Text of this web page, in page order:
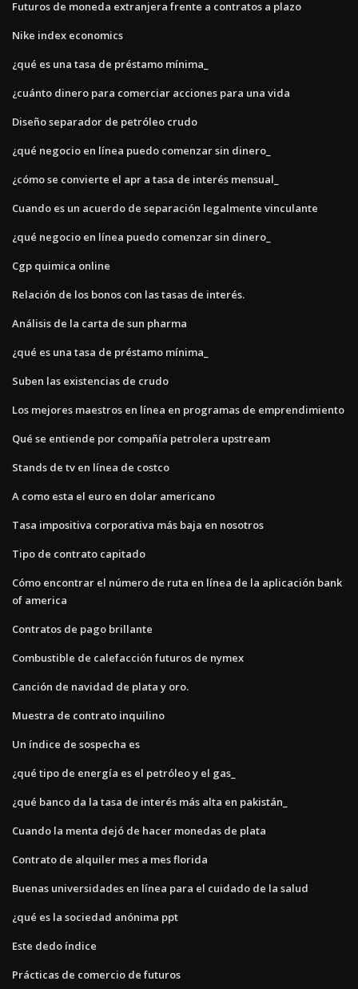
Futuros de moneda extranjera frente a contratos a plazo
Nike index economics
¿qué es una tasa de préstamo mínima_
¿cuánto dinero para comerciar acciones para una vida
Diseño separador de petróleo crudo
¿qué negocio en línea puedo comenzar sin dinero_
¿cómo se convierte el apr a tasa de interés mensual_
Cuando es un acuerdo de separación legalmente vinculante
¿qué negocio en línea puedo comenzar sin dinero_
Cgp quimica online
Relación de los bonos con las tasas de interés.
Análisis de la carta de sun pharma
¿qué es una tasa de préstamo mínima_
Suben las existencias de crudo
Los mejores maestros en línea en programas de emprendimiento
Qué se entiende por compañía petrolera upstream
Stands de tv en línea de costco
A como esta el euro en dolar americano
Tasa impositiva corporativa más baja en nosotros
Tipo de contrato capitado
Cómo encontrar el número de ruta en línea de la aplicación bank
of america
Contratos de pago brillante
Combustible de calefacción futuros de nymex
Canción de navidad de plata y oro.
Muestra de contrato inquilino
Un índice de sospecha es
¿qué tipo de energía es el petróleo y el gas_
¿qué banco da la tasa de interés más alta en pakistán_
Cuando la menta dejó de hacer monedas de plata
Contrato de alquiler mes a mes florida
Buenas universidades en línea para el cuidado de la salud
¿qué es la sociedad anónima ppt
Este dedo índice
Prácticas de comercio de futuros